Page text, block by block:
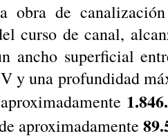
obra de
curso de canal,
ancho superficial
y una profundidad
aproximadamente